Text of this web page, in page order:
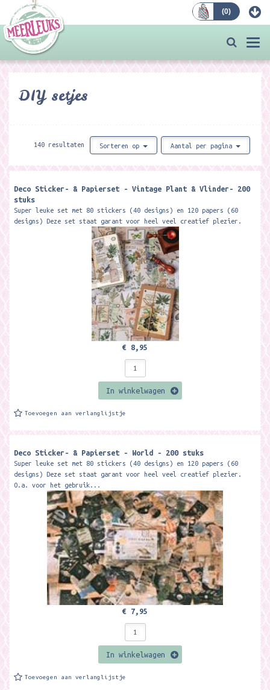
(0)
DIY setjes
140 resultaten Sorteren op Aantal per pagina
Deco Sticker- & Papierset - Vintage Plant & Vlinder- 200
stuks
Super leuke set met 80 stickers (40 designs) en 120 papers (60
designs) Deze set staat garant voor heel veel creatief plezier.
O.a. voor het gebruik...
€ 8,95
In winkelwagen
Toevoegen aan verlanglijstje
Deco Sticker- & Papierset - World - 200 stuks
Super leuke set met 80 stickers (40 designs) en 120 papers (60
designs) Deze set staat garant voor heel veel creatief plezier.
O.a. voor het gebruik...
€ 7,95
In winkelwagen
Toevoegen aan verlanglijstje